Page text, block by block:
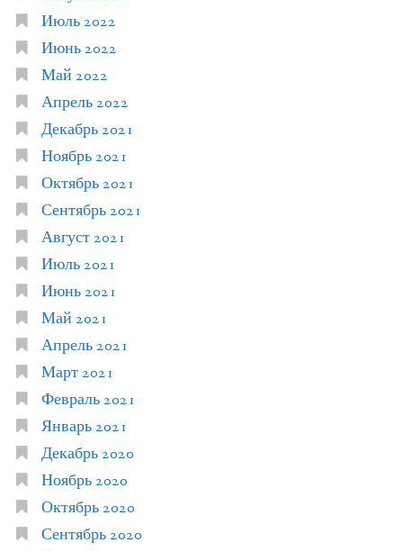
Июль 2022
Июнь 2022
Май 2022
Апрель 2022
Декабрь 2021
Ноябрь 2021
Октябрь 2021
Сентябрь 2021
Август 2021
Июль 2021
Июнь 2021
Май 2021
Апрель 2021
Март 2021
Февраль 2021
Январь 2021
Декабрь 2020
Ноябрь 2020
Октябрь 2020
Сентябрь 2020